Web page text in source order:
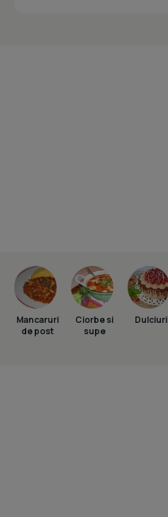
Mancaruri
de post
Ciorbe si
supe
Dulciuri